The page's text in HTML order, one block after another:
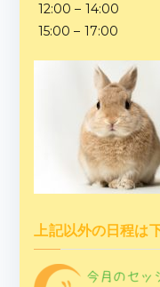
12:00 – 14:00
15:00 – 17:00
上記以外の日程は